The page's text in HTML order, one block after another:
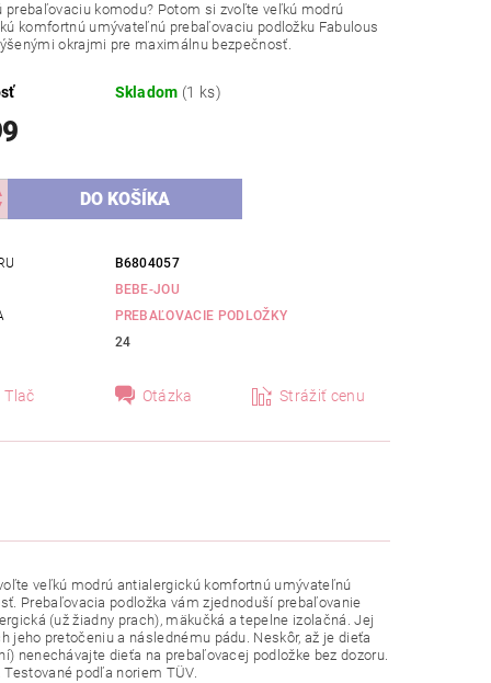
prebaľovaciu komodu? Potom si zvoľte veľkú modrú
komfortnú umývateľnú prebaľovaciu podložku Fabulous
okrajmi pre maximálnu bezpečnosť.
Skladom (1 ks)
B6804057
BEBE-JOU
PREBAĽOVACIE PODLOŽKY
24
Tlač Otázka Strážiť cenu
veľkú modrú antialergickú komfortnú umývateľnú
Prebaľovacia podložka vám zjednoduší prebaľovanie
(už žiadny prach), mäkučká a tepelne izolačná. Jej
pretočeniu a následnému pádu. Neskôr, až je dieťa
nenechávajte dieťa na prebaľovacej podložke bez dozoru.
podľa noriem TÜV.